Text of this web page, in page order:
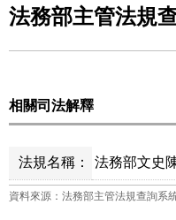
法務部主管法規
相關司法解釋
法規名稱： 法務部文史
資料來源：法務部主管法規查詢系